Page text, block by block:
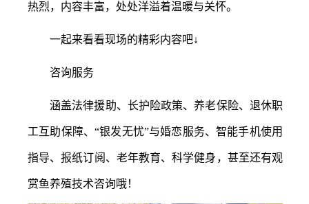
热烈，内容丰富，处处洋溢着温暖与关怀。
一起来看看现场的精彩内容吧↓
咨询服务
涵盖法律援助、长护险政策、养老保险、退休职
工互助保障、“银发无忧”与婚恋服务、智能手机使用
指导、报纸订阅、老年教育、科学健身，甚至还有观
赏鱼养殖技术咨询哦！